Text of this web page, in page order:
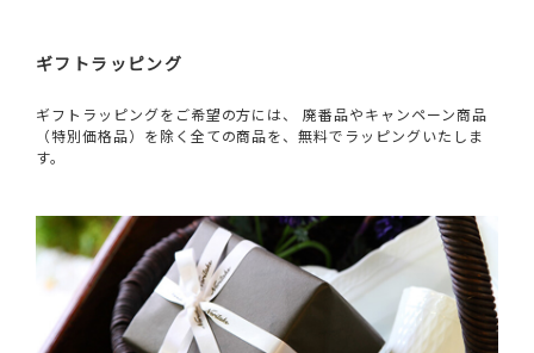
ギフトラッピング
ギフトラッピングをご希望の方には、 廃番品やキャンペーン商品
（特別価格品）を除く全ての商品を、無料でラッピングいたしま
す。